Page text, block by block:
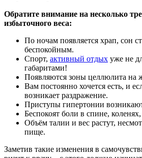
Обратите внимание на несколько
избыточного веса:
По ночам появляется храп, сон
беспокойным.
Спорт, активный отдых уже не
габаритами!
Появляются зоны целлюлита на
Вам постоянно хочется есть, и
возникает раздражение.
Приступы гипертонии
Беспокоят боли в спине,
Объём талии и вес растут,
пище.
Заметив такие изменения в